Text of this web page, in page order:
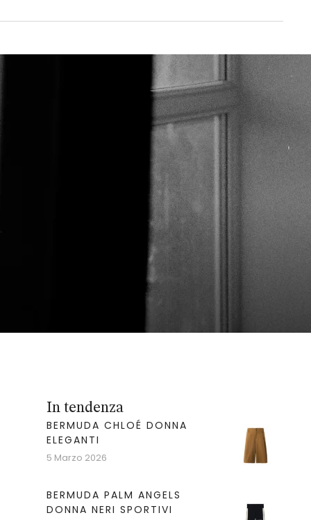
In tendenza
BERMUDA CHLOÉ DONNA
ELEGANTI
5 Marzo 2026
BERMUDA PALM ANGELS
DONNA NERI SPORTIVI